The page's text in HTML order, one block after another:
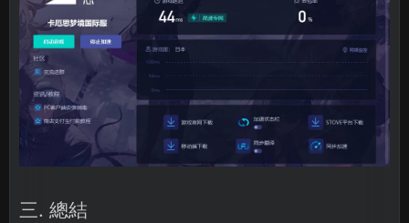
三. 總結